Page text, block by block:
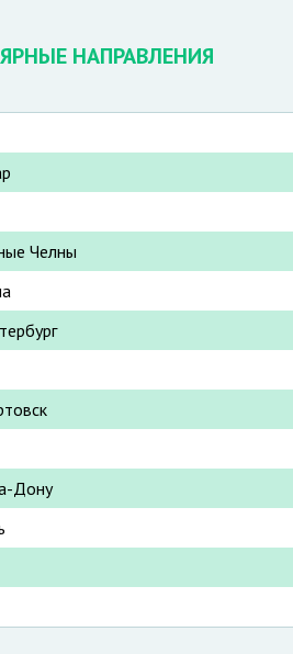
НАПРАВЛЕНИЯ
Челны
Дону